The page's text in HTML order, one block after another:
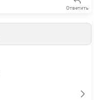
Ответить